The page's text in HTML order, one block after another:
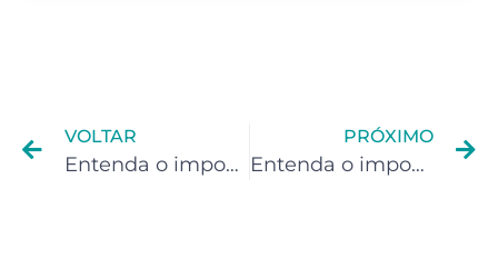
VOLTAR
Entenda o imposto de renda para Influencer
PRÓXIMO
Entenda o imposto de renda para Streamer